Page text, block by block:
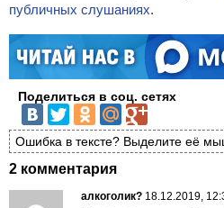
публичных слушаниях.
Поделиться в соц. сетях
Ошибка в тексте? Выделите её
2 комментария
алкоголик? 18.12.2019,